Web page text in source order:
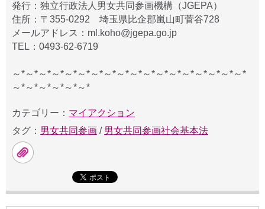
発行：独立行政法人男女共同参画機構（JGEPA）
住所：〒355-0292 埼玉県比企郡嵐山町菅谷728
メールアドレス：ml.koho@jgepa.go.jp
TEL：0493-62-6719
～*～*～*～*～*～*～*～*～*～*～*～*～*～*～*～*～*～*
～*～*～*～*～*～*
カテゴリー： マイアクション
タグ： 男女共同参画 / 男女共同参画社会基本法